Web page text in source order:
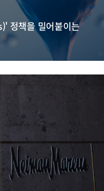
정책을 밀어붙이는